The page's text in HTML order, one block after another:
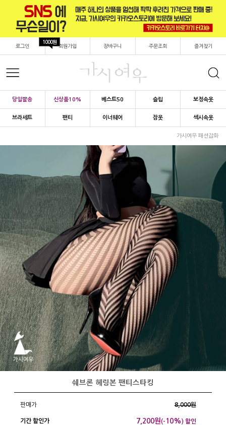
로그인 회원가입
1000원
장바구니 주문조회 즐겨찾기
당일발송 신상품10% 베스트50 슬립 보정속옷
브라세트 팬티 이너웨어 잠옷 섹시속옷
가시여우 패션잡화
쉐브론 헤링본 팬티스타킹
판매가 8,000원
기간 할인가 7,200원(- 10%) 할인